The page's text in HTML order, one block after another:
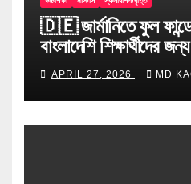
🇩🇪 জার্মানিতে ফুল
বাংলাদেশি শিক্ষার্থীদের
টিপস
APRIL 27, 2026 MD